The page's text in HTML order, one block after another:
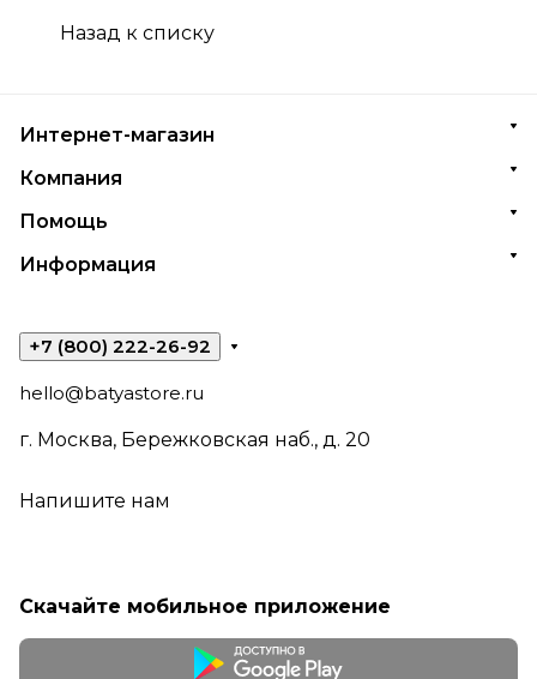
Назад к списку
Интернет-магазин
Компания
Помощь
Информация
+7 (800) 222-26-92
hello@batyastore.ru
г. Москва, Бережковская наб., д. 20
Напишите нам
Скачайте мобильное приложение